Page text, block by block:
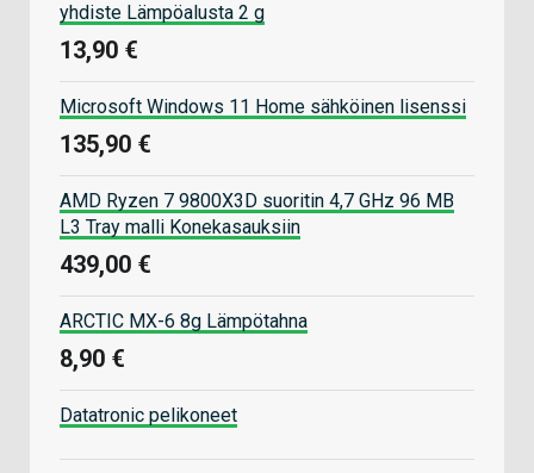
yhdiste Lämpöalusta 2 g
13,90 €
Microsoft Windows 11 Home sähköinen lisenssi
135,90 €
AMD Ryzen 7 9800X3D suoritin 4,7 GHz 96 MB
L3 Tray malli Konekasauksiin
439,00 €
ARCTIC MX-6 8g Lämpötahna
8,90 €
Datatronic pelikoneet